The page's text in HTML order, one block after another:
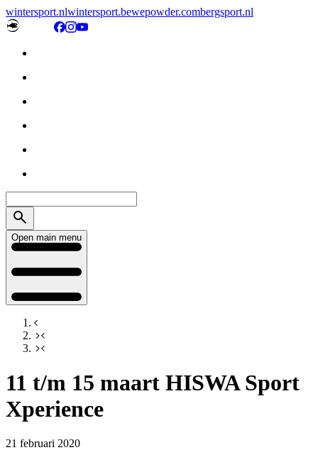
wintersport.nlwintersport.bewepowder.combergsport.nl
Open main menu
11 t/m 15 maart HISWA Sport
Xperience
21 februari 2020